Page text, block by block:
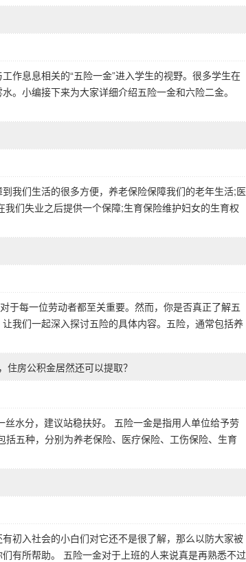
作息息相关的“五险一金”进入学生的视野。很多学生在
。小编接下来为大家详细介绍五险一金和六险二金。
我们生活的很多方便，养老保险保障我们的老年生活;医
们失业之后提供一个保障;生育保险维护妇女的生育权
于每一位劳动者都至关重要。然而，你是否真正了解五
我们一起深入探讨五险的具体内容。五险，通常包括养
房公积金居然还可以提取？
水分，建议站稳扶好。 五险一金是指用人单位给予劳
五种，分别为养老保险、医疗保险、工伤保险、生育
初入社会的小白们对它还不是很了解，那么以防大家被
有所帮助。 五险一金对于上班的人来说真是再熟悉不过